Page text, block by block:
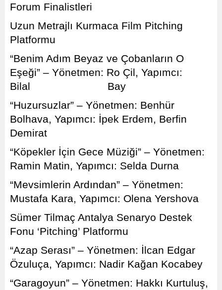
Forum Finalistleri
Uzun Metrajlı Kurmaca Film Pitching
Platformu
“Benim Adım Beyaz ve Çobanların O
Eşeği” – Yönetmen: Ro Çil, Yapımcı:
Bilal Bay
“Huzursuzlar” – Yönetmen: Benhür
Bolhava, Yapımcı: İpek Erdem, Berfin
Demirat
“Köpekler İçin Gece Müziği” – Yönetmen:
Ramin Matin, Yapımcı: Selda Durna
“Mevsimlerin Ardından” – Yönetmen:
Mustafa Kara, Yapımcı: Olena Yershova
Sümer Tilmaç Antalya Senaryo Destek
Fonu ‘Pitching’ Platformu
“Azap Serası” – Yönetmen: İlcan Edgar
Özuluça, Yapımcı: Nadir Kağan Kocabey
“Garagoyun” – Yönetmen: Hakkı Kurtuluş,